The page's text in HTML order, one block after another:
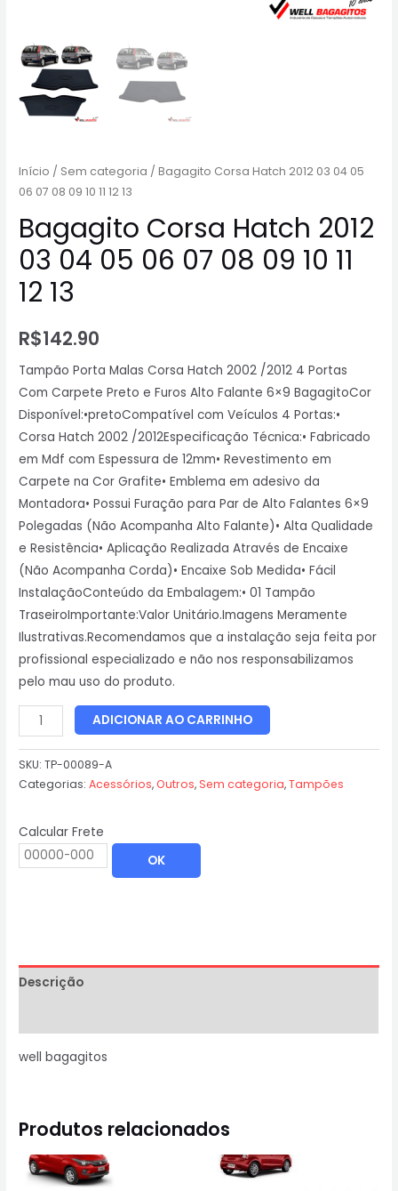
Início / Sem categoria / Bagagito Corsa Hatch 2012 03 04 05
06 07 08 09 10 11 12 13
Bagagito Corsa Hatch 2012
03 04 05 06 07 08 09 10 11
12 13
R$142.90
Tampão Porta Malas Corsa Hatch 2002 /2012 4 Portas
Com Carpete Preto e Furos Alto Falante 6×9 BagagitoCor
Disponível:•pretoCompatível com Veículos 4 Portas:•
Corsa Hatch 2002 /2012Especificação Técnica:• Fabricado
em Mdf com Espessura de 12mm• Revestimento em
Carpete na Cor Grafite• Emblema em adesivo da
Montadora• Possui Furação para Par de Alto Falantes 6×9
Polegadas (Não Acompanha Alto Falante)• Alta Qualidade
e Resistência• Aplicação Realizada Através de Encaixe
(Não Acompanha Corda)• Encaixe Sob Medida• Fácil
InstalaçãoConteúdo da Embalagem:• 01 Tampão
TraseiroImportante:Valor Unitário.Imagens Meramente
Ilustrativas.Recomendamos que a instalação seja feita por
profissional especializado e não nos responsabilizamos
pelo mau uso do produto.
ADICIONAR AO CARRINHO
SKU:TP-00089-A
Categorias:Acessórios,Outros, Sem categoria,Tampões
Calcular Frete
OK
Descrição
well bagagitos
Produtos relacionados